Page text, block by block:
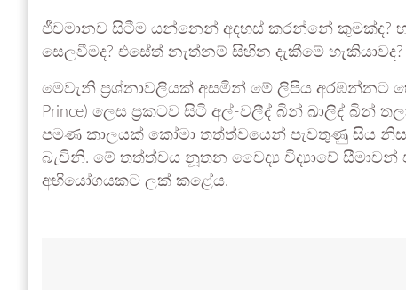
ජීවමානව සිටීම යන්නෙන් අදහස් කරන්නේ කුමක්ද?
සෙලවීමද? එසේත් නැත්නම් සිහින දැකීමේ හැකියාවද?
මෙවැනි ප්‍රශ්නාවලියක් අසමින් මේ ලිපිය අරඹන්නට
Prince) ලෙස ප්‍රකටව සිටි අල්-වලීද් බින් ඛාලිද් බින්
පමණ කාලයක් කෝමා තත්ත්වයෙන් පැවතුණු සිය
බැවිනි. මේ තත්ත්වය නූතන වෛද්‍ය විද්‍යාවේ
අභියෝගයකට ලක් කළේය.